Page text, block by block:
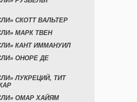
СКОТТ ВАЛЬТЕР
МАРК ТВЕН
КАНТ ИММАНУИЛ
ОНОРЕ ДЕ
ЛУКРЕЦИЙ, ТИТ
ОМАР ХАЙЯМ